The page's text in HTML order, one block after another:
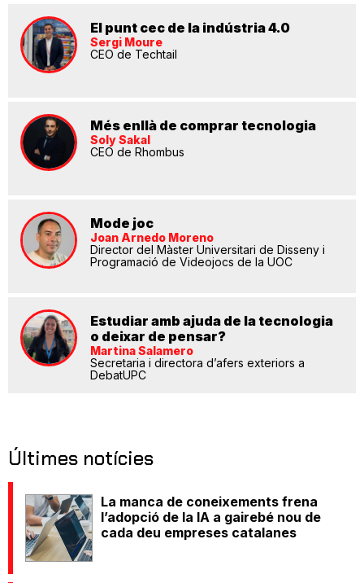
El punt cec de la indústria 4.0
Sergi Moure
CEO de Techtail
Més enllà de comprar tecnologia
Soly Sakal
CEO de Rhombus
Mode joc
Joan Arnedo Moreno
Director del Màster Universitari de Disseny i
Programació de Videojocs de la UOC
Estudiar amb ajuda de la tecnologia
o deixar de pensar?
Martina Salamero
Secretaria i directora d’afers exteriors a
DebatUPC
Últimes notícies
La manca de coneixements frena
l’adopció de la IA a gairebé nou de
cada deu empreses catalanes